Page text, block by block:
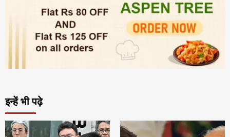
इन्हें भी पढ़े